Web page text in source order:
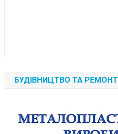
БУДІВНИЦТВО ТА РЕМОНТ